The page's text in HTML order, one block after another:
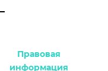
Правовая
информация